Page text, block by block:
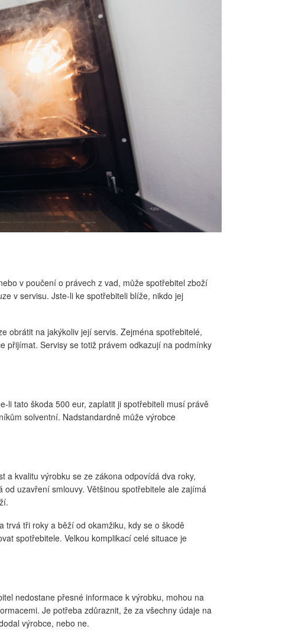
v poučení o právech z vad, může spotřebitel zboží
v servisu. Jste-li ke spotřebiteli blíže, nikdo jej
obrátit na jakýkoliv její servis. Zejména spotřebitelé,
přijímat. Servisy se totiž právem odkazují na podmínky
li tato škoda 500 eur, zaplatit ji spotřebiteli musí právě
solventní. Nadstandardně může výrobce
a kvalitu výrobku se ze zákona odpovídá dva roky,
uzavření smlouvy. Většinou spotřebitele ale zajímá
trvá tři roky a běží od okamžiku, kdy se o škodě
spotřebitele. Velkou komplikací celé situace je
nedostane přesné informace k výrobku, mohou na
Je potřeba zdůraznit, že za všechny údaje na
výrobce, nebo ne.